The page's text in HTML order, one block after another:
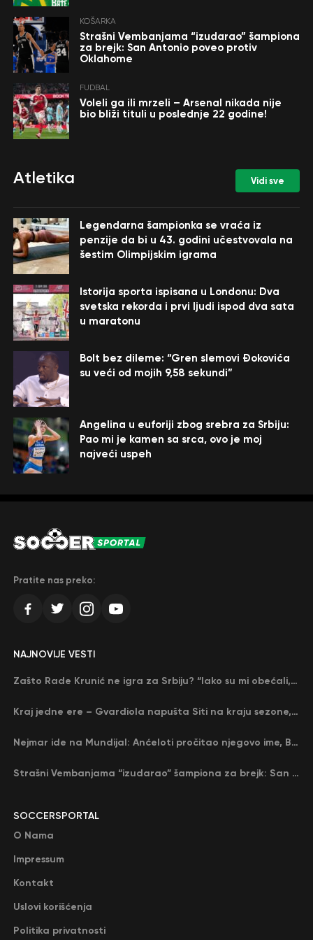
KOŠARKA
Strašni Vembanjama “izudarao” šampiona
za brejk: San Antonio poveo protiv
Oklahome
FUDBAL
Voleli ga ili mrzeli – Arsenal nikada nije
bio bliži tituli u poslednje 22 godine!
Atletika Vidi sve
Legendarna šampionka se vraća iz
penzije da bi u 43. godini učestvovala na
šestim Olimpijskim igrama
Istorija sporta ispisana u Londonu: Dva
svetska rekorda i prvi ljudi ispod dva sata
u maratonu
Bolt bez dileme: “Gren slemovi Đokovića
su veći od mojih 9,58 sekundi”
Angelina u euforiji zbog srebra za Srbiju:
Pao mi je kamen sa srca, ovo je moj
najveći uspeh
Pratite nas preko:
SOCCERSPORTAL
O Nama
Impressum
Kontakt
Uslovi korišćenja
Politika privatnosti
NAJNOVIJE VESTI
Zašto Rade Krunić ne igra za Srbiju? “Iako su mi obećali, niko me nije zvao…”
Kraj jedne ere – Gvardiola napušta Siti na kraju sezone, menja ga njegov nekadašnji rival
Nejmar ide na Mundijal: Anćeloti pročitao njegovo ime, Brazil u delirijumu (VIDEO)
Strašni Vembanjama “izudarao” šampiona za brejk: San Antonio poveo protiv Oklahome